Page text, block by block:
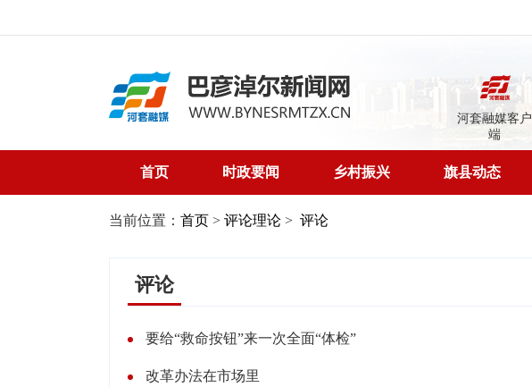
河套融媒客户
端
首页 时政要闻 乡村振兴 旗县动态
当前位置： 首页 > 评论理论 > 评论
评论
要给“救命按钮”来一次全面“体检”
改革办法在市场里